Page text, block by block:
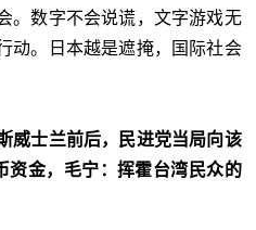
。数字不会说谎，文字游戏无
动。日本越是遮掩，国际社会
威士兰前后，民进党当局向该
资金，毛宁：挥霍台湾民众的